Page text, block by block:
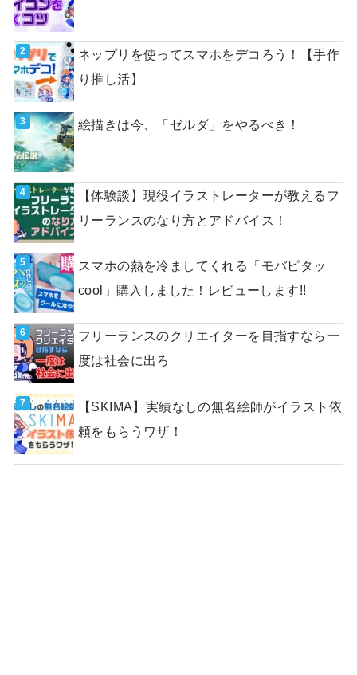
ネップリを使ってスマホをデコろう！【手作
り推し活】
絵描きは今、「ゼルダ」をやるべき！
【体験談】現役イラストレーターが教えるフ
リーランスのなり方とアドバイス！
スマホの熱を冷ましてくれる「モバピタッ
cool」購入しました！レビューします!!
フリーランスのクリエイターを目指すなら一
度は社会に出ろ
【SKIMA】実績なしの無名絵師がイラスト依
頼をもらうワザ！